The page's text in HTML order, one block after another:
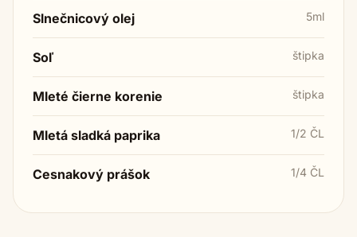
Slnečnicový olej 5ml
Soľ štipka
Mleté čierne korenie štipka
Mletá sladká paprika 1/2 ČL
Cesnakový prášok 1/4 ČL